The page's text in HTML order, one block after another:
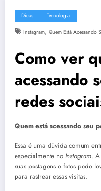
Dicas Tecnologia
Instagram, Quem Está Acessando
Como ver
acessando
redes
Quem está acessando seu
Essa é uma dúvida comum
especialmente no Instagram.
suas postagens e fotos pode
para rastrear essas visitas.